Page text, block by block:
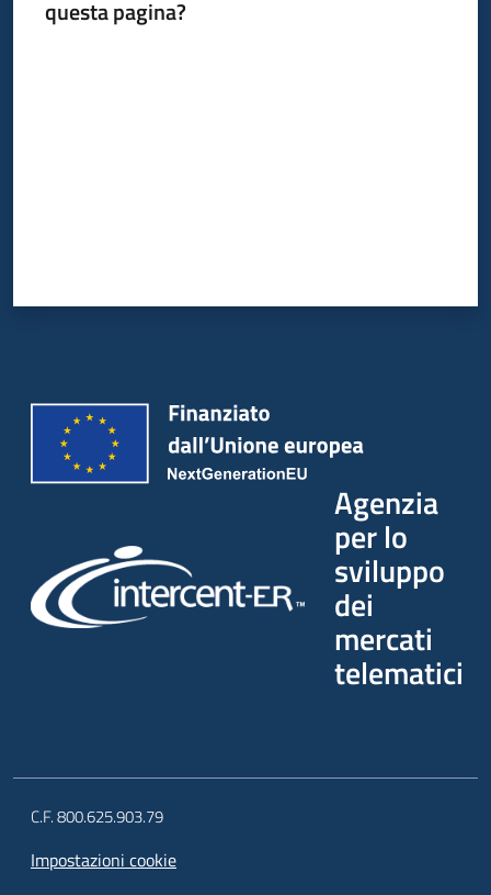
questa pagina?
Agenzia
per lo
sviluppo
dei
mercati
telematici
C.F. 800.625.903.79
Impostazioni cookie